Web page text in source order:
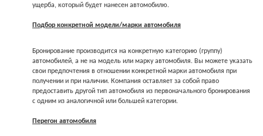
ущерба, который будет нанесен автомобилю.
Подбор конкретной модели/марки автомобиля
Бронирование производится на конкретную категорию (группу)
автомобилей, а не на модель или марку автомобиля. Вы можете указать
свои предпочтения в отношении конкретной марки автомобиля при
получении и при наличии. Компания оставляет за собой право
предоставить другой тип автомобиля из первоначального бронирования
с одним из аналогичной или большей категории.
Перегон автомобиля